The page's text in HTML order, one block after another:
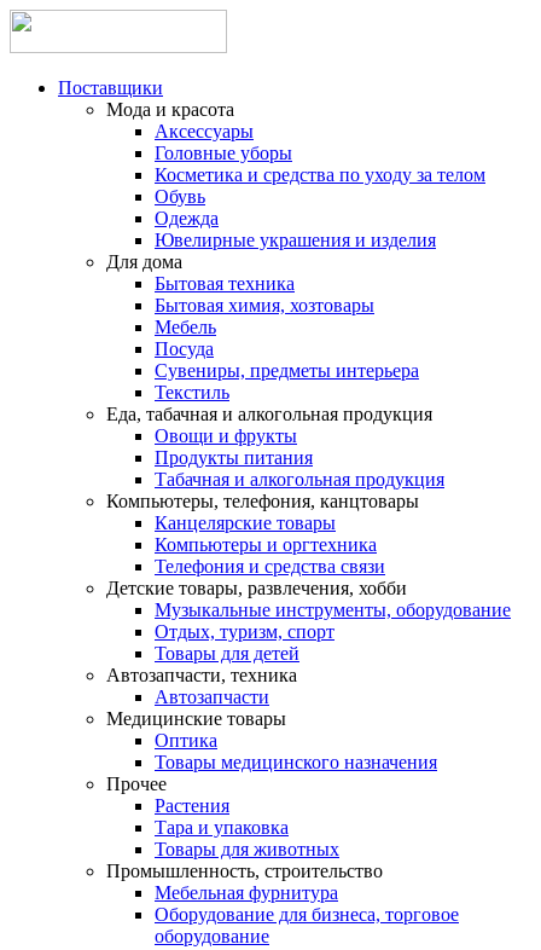
Поставщики
Мода и красота
Аксессуары
Головные уборы
Косметика и средства по уходу за телом
Обувь
Одежда
Ювелирные украшения и изделия
Для дома
Бытовая техника
Бытовая химия, хозтовары
Мебель
Посуда
Сувениры, предметы интерьера
Текстиль
Еда, табачная и алкогольная продукция
Овощи и фрукты
Продукты питания
Табачная и алкогольная продукция
Компьютеры, телефония, канцтовары
Канцелярские товары
Компьютеры и оргтехника
Телефония и средства связи
Детские товары, развлечения, хобби
Музыкальные инструменты, оборудование
Отдых, туризм, спорт
Товары для детей
Автозапчасти, техника
Автозапчасти
Медицинские товары
Оптика
Товары медицинского назначения
Прочее
Растения
Тара и упаковка
Товары для животных
Промышленность, строительство
Мебельная фурнитура
Оборудование для бизнеса, торговое
оборудование